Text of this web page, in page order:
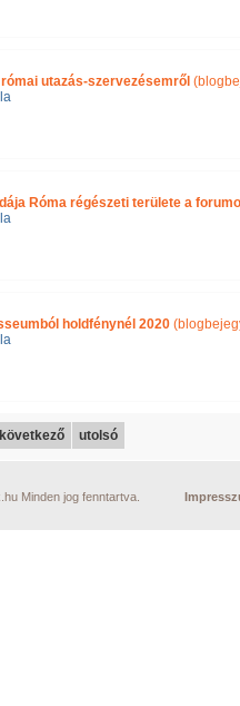
utazás-szervezésemről
Róma régészeti területe a
holdfénynél 2020
következő utolsó
Minden jog fenntartva.